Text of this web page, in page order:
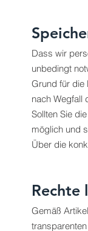
Dass wir
unbedingt
Grund für die
nach Wegfall
Sollten Sie
möglich und
Über die
Rechte
Gemäß